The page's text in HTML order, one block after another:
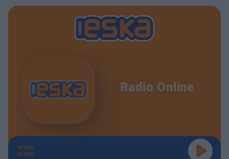
Radio Online
TERAZ
GRAMY